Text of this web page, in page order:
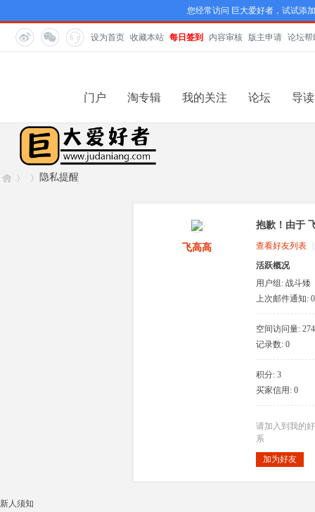
您经常访问 巨大爱好者，试试添
设为首页 收藏本站 每日签到 内容审核 版主申请 论坛帮
门户 淘专辑 我的关注 论坛 导读
隐私提醒
飞高高
抱歉！由于
查看好友列表
活跃概况
用户组: 战斗矮
人
上次邮件通知: 0
空间访问量: 274
记录数: 0
积分: 3
买家信用: 0
请加入到我的
系
加为好友
新人须知